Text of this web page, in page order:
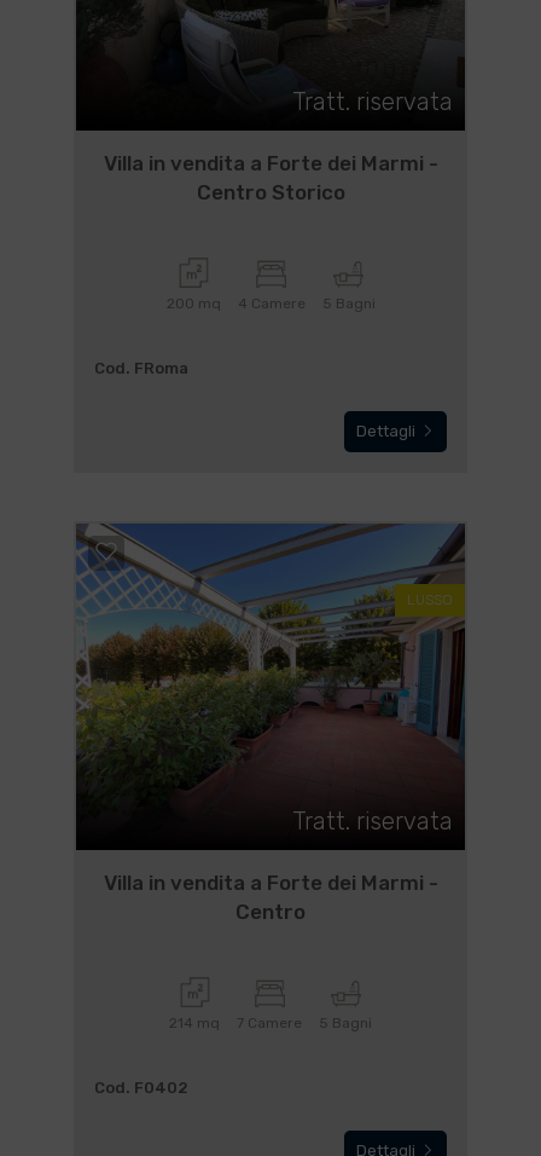
Tratt. riservata
Villa in vendita a Forte dei Marmi -
Centro Storico
200 mq 4 Camere 5 Bagni
Cod. FRoma
Dettagli
LUSSO
Tratt. riservata
Villa in vendita a Forte dei Marmi -
Centro
214 mq 7 Camere 5 Bagni
Cod. F0402
Dettagli